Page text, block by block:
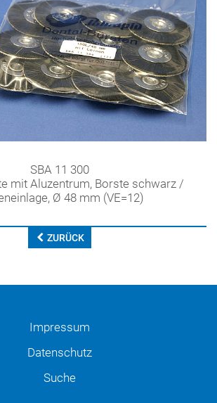
SBA 11 300
mit Aluzentrum, Borste schwarz /
Ø 48 mm (VE=12)
ZURÜCK
Impressum
Datenschutz
Suche